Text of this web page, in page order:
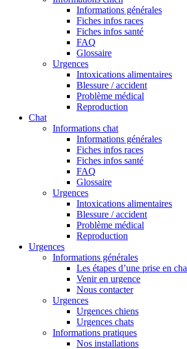
Informations générales
Fiches infos races
Fiches infos santé
FAQ
Glossaire
Urgences
Intoxications alimentaires
Blessure / accident
Problème médical
Reproduction
Chat
Informations chat
Informations générales
Fiches infos races
Fiches infos santé
FAQ
Glossaire
Urgences
Intoxications alimentaires
Blessure / accident
Problème médical
Reproduction
Urgences
Informations générales
Les étapes d’une prise en
Venir en urgence
Nous contacter
Urgences
Urgences chiens
Urgences chats
Informations pratiques
Nos installations